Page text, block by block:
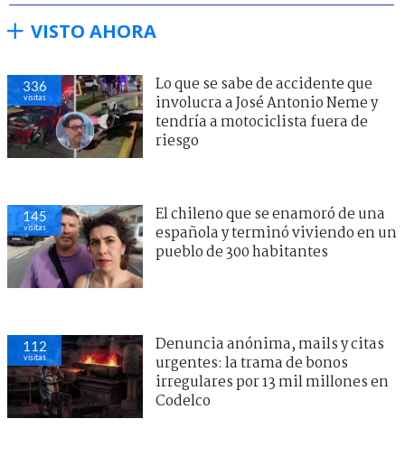
VISTO AHORA
336
visitas
Lo que se sabe de accidente que
involucra a José Antonio Neme y
tendría a motociclista fuera de
riesgo
145
visitas
El chileno que se enamoró de una
española y terminó viviendo en un
pueblo de 300 habitantes
112
visitas
Denuncia anónima, mails y citas
urgentes: la trama de bonos
irregulares por 13 mil millones en
Codelco